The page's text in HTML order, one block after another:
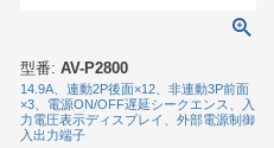
型番: AV-P2800
14.9A、連動2P後面×12、非連動3P前面
×3、電源ON/OFF遅延シークエンス、入
力電圧表示ディスプレイ、外部電源制御
入出力端子